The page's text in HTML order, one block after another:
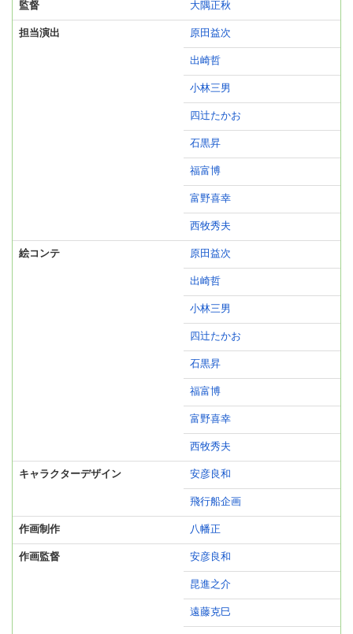
監督 大隅正秋
担当演出 原田益次
出崎哲
小林三男
四辻たかお
石黒昇
福富博
富野喜幸
西牧秀夫
絵コンテ 原田益次
出崎哲
小林三男
四辻たかお
石黒昇
福富博
富野喜幸
西牧秀夫
キャラクターデザイン 安彦良和
飛行船企画
作画制作 八幡正
作画監督 安彦良和
昆進之介
遠藤克巳